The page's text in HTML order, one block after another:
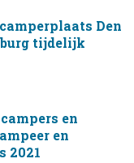
Den
tijdelijk
en
en
2021